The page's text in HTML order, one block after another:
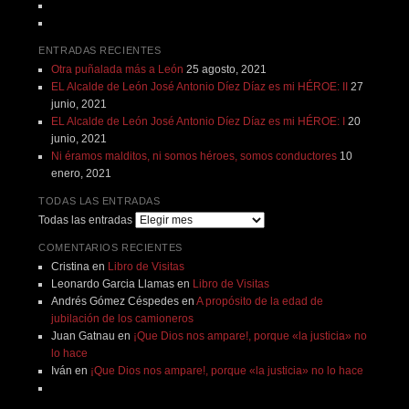
ENTRADAS RECIENTES
Otra puñalada más a León 25 agosto, 2021
EL Alcalde de León José Antonio Díez Díaz es mi HÉROE: II
27
junio, 2021
EL Alcalde de León José Antonio Díez Díaz es mi HÉROE: I
20
junio, 2021
Ni éramos malditos, ni somos héroes, somos conductores 10
enero, 2021
TODAS LAS ENTRADAS
Todas las entradas
COMENTARIOS RECIENTES
Cristinaen Libro de Visitas
Leonardo Garcia Llamasen Libro de Visitas
Andrés Gómez Céspedesen A propósito de la edad de
jubilación de los camioneros
Juan Gatnau en ¡Que Dios nos ampare!, porque «la justicia» no
lo hace
Iván en ¡Que Dios nos ampare!, porque «la justicia» no lo hace